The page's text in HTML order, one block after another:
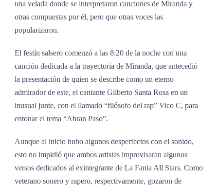
una velada donde se interpretaron canciones de Miranda y
otras compuestas por él, pero que otras voces las
popularizaron.
El festín salsero comenzó a las 8:20 de la noche con una
canción dedicada a la trayectoria de Miranda, que antecedió
la presentación de quien se describe como un eterno
admirador de este, el cantante Gilberto Santa Rosa en un
inusual junte, con el llamado “filósofo del rap” Vico C, para
entonar el tema “Abran Paso”.
Aunque al inicio hubo algunos desperfectos con el sonido,
esto no impidió que ambos artistas improvisaran algunos
versos dedicados al exintegrante de La Fania All Stars. Como
veterano sonero y rapero, respectivamente, gozaron de